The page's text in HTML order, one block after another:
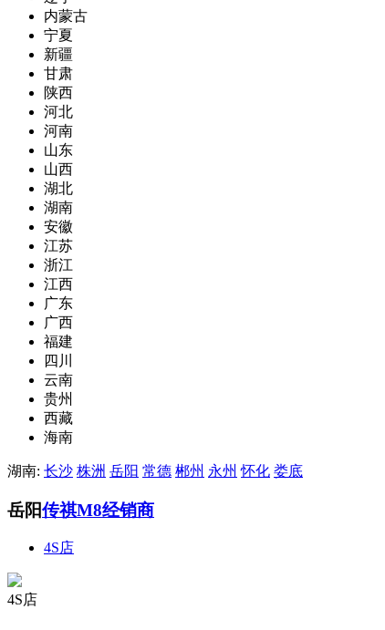
内蒙古
宁夏
新疆
甘肃
陕西
河北
河南
山东
山西
湖北
湖南
安徽
江苏
浙江
江西
广东
广西
福建
四川
云南
贵州
西藏
海南
湖南: 长沙 株洲 岳阳 常德 郴州 永州 怀化 娄底
岳阳传祺M8经销商
4S店
4S店